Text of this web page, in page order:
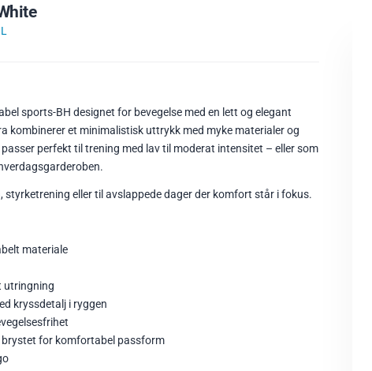
sports-BH designet for bevegelse med en lett og elegant
kombinerer et minimalistisk uttrykk med myke materialer og
perfekt til trening med lav til moderat intensitet – eller som
styrketrening eller til avslappede dager der komfort står i fokus.
materiale
utringning
kryssdetalj i ryggen
brystet for komfortabel passform